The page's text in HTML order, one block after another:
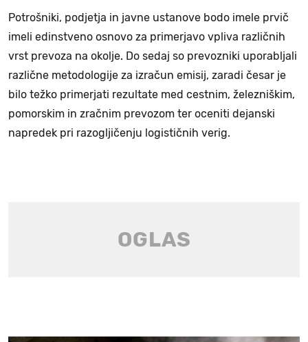
Potrošniki, podjetja in javne ustanove bodo imele prvič
imeli edinstveno osnovo za primerjavo vpliva različnih
vrst prevoza na okolje. Do sedaj so prevozniki uporabljali
različne metodologije za izračun emisij, zaradi česar je
bilo težko primerjati rezultate med cestnim, železniškim,
pomorskim in zračnim prevozom ter oceniti dejanski
napredek pri razogljičenju logističnih verig.